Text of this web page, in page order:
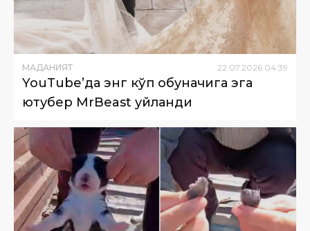
МАДАНИЯТ 22 07 2026 04:39
YouTube’да энг кўп обуначига эга
ютубер MrBeast уйланди